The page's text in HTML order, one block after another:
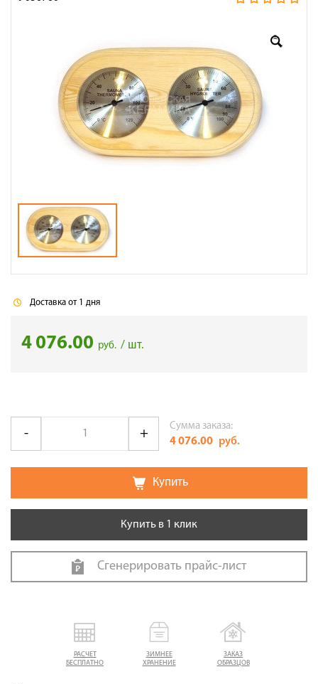
Сотрудничество
Галерея объектов
Контакты
РАСЧЕТ
БЕСПЛАТНО
ЗИМНЕЕ
ХРАНЕНИЕ
ЗАКАЗ
ОБРАЗЦОВ
Доставка от 1 дня
4 076.00 руб. / шт.
Сумма заказа:
4 076.00 руб.
Купить
Купить в 1 клик
Сгенерировать прайс-лист